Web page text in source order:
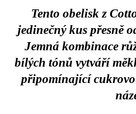
Tento obelisk z
jedinečný kus přesně
Jemná kombinace
bílých tónů vytváří
připomínající